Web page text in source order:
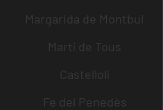
Margarida de Montbui
Martí de Tous
Castellolí
Fe del Penedès